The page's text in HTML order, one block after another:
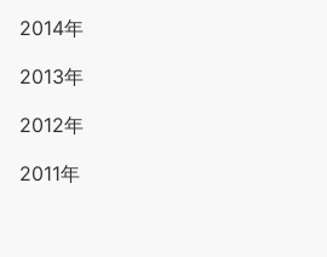
2014年
2013年
2012年
2011年